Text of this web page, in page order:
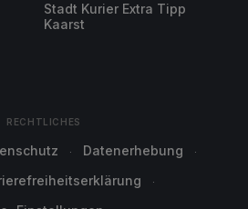
Stadt Kurier Extra Tipp
Kaarst
RECHTLICHES
Datenerhebung